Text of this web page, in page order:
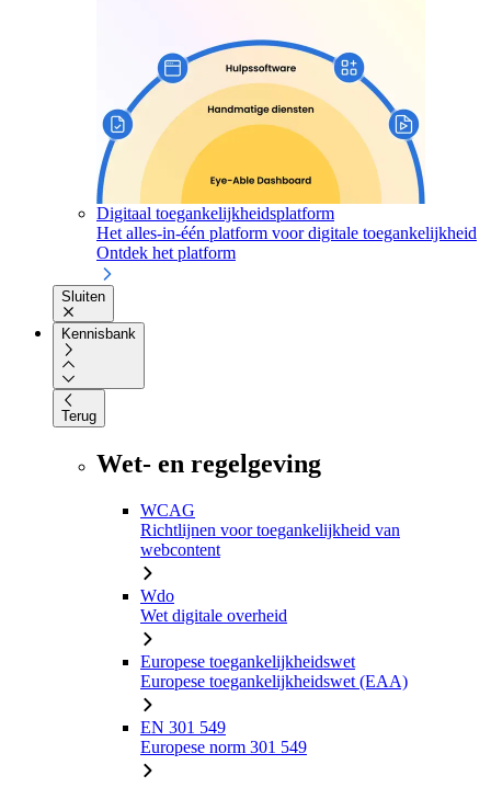
Digitaal toegankelijkheidsplatform
Het alles-in-één platform voor digitale toegankelijkheid
Ontdek het platform
Sluiten
Kennisbank
Terug
Wet- en regelgeving
WCAG
Richtlijnen voor toegankelijkheid van
webcontent
Wdo
Wet digitale overheid
Europese toegankelijkheidswet
Europese toegankelijkheidswet (EAA)
EN 301 549
Europese norm 301 549